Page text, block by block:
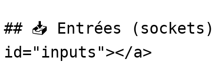
## 📥 Entrées
id="inputs"></a>